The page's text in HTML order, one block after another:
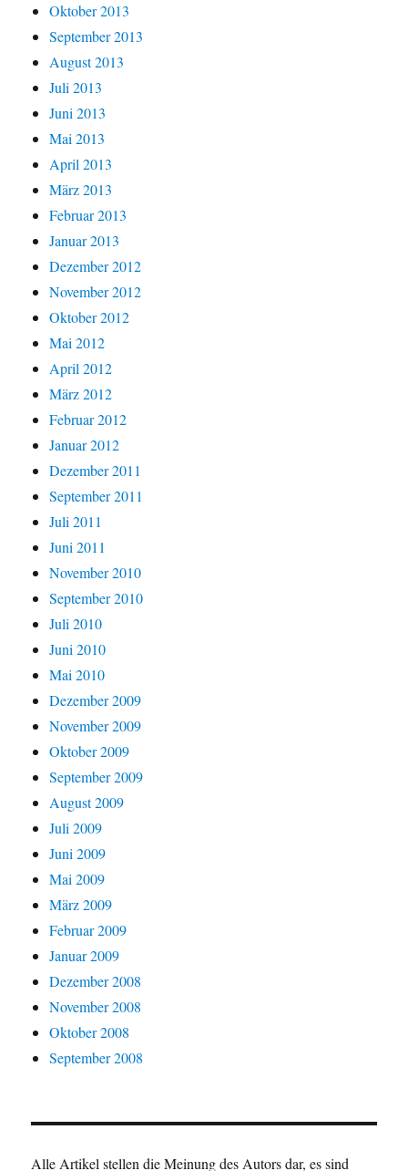
Oktober 2013
September 2013
August 2013
Juli 2013
Juni 2013
Mai 2013
April 2013
März 2013
Februar 2013
Januar 2013
Dezember 2012
November 2012
Oktober 2012
Mai 2012
April 2012
März 2012
Februar 2012
Januar 2012
Dezember 2011
September 2011
Juli 2011
Juni 2011
November 2010
September 2010
Juli 2010
Juni 2010
Mai 2010
Dezember 2009
November 2009
Oktober 2009
September 2009
August 2009
Juli 2009
Juni 2009
Mai 2009
März 2009
Februar 2009
Januar 2009
Dezember 2008
November 2008
Oktober 2008
September 2008
Alle Artikel stellen die Meinung des Autors dar, es sind